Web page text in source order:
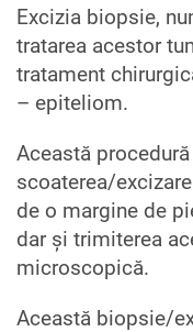
Excizia biopsie,
tratarea acestor
tratament
– epiteliom.
Această
scoaterea/
de o margine de
dar și trimiterea
microscopică.
Această biopsie/